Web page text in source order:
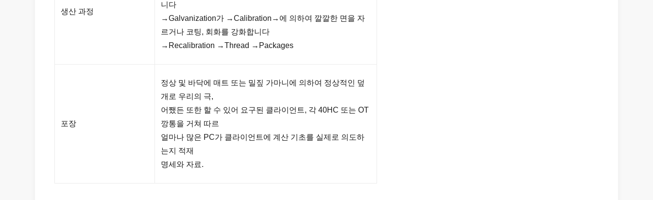
생산 과정
니다
→Galvanization가 →Calibration→에 의하여 깔깔한 면을 자
르거나 코팅, 회화를 강화합니다
→Recalibration →Thread →Packages
포장
정상 및 바닥에 매트 또는 밀짚 가마니에 의하여 정상적인 덮
개로 우리의 극,
어쨌든 또한 할 수 있어 요구된 클라이언트, 각 40HC 또는 OT
깡통을 거쳐 따르
얼마나 많은 PC가 클라이언트에 계산 기초를 실제로 의도하
는지 적재
명세와 자료.